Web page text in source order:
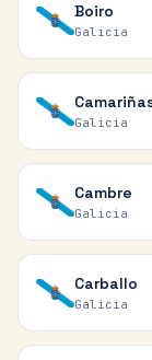
Boiro
Galicia
Galicia
Cambre
Galicia
Carballo
Galicia